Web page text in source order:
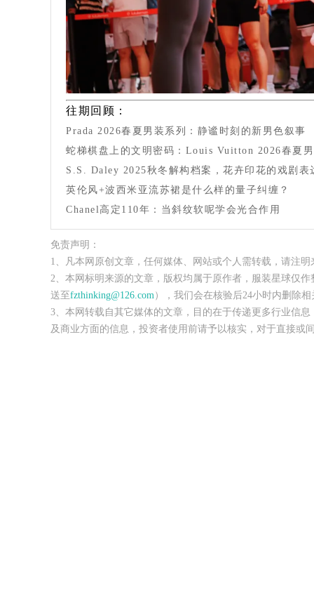
往期回顾：
Prada 2026春夏男装系列：静谧时刻的新男色叙事
蛇梯棋盘上的文明密码：Louis Vuitton 2026春夏
S.S. Daley 2025秋冬解构档案，花卉印花的戏剧表
英伦风+波西米亚流苏裙是什么样的量子纠缠？
Chanel高定110年：当斜纹软呢学会光合作用
免责声明：
1、凡本网原创文章，任何媒体、网站或个人需转载，请注明
2、本网标明来源的文章，版权均属于原作者，服装星球仅
送至fzthinking@126.com），我们会在核验后24小时内删除
3、本网转载自其它媒体的文章，目的在于传递更多行业信
及商业方面的信息，投资者使用前请予以核实，对于直接或